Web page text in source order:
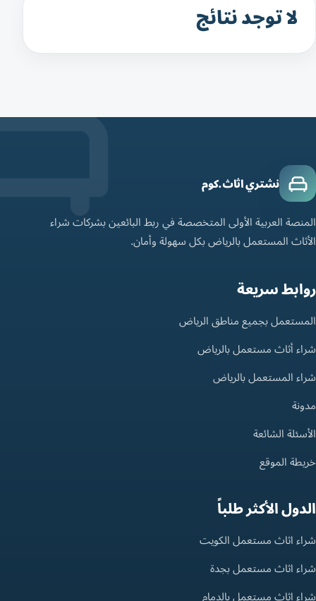
لا توجد نتائج
نشتري اثاث.كوم
المنصة العربية الأولى المتخصصة في ربط البائعين بشركات شراء
الأثاث المستعمل بالرياض بكل سهولة وأمان.
روابط سريعة
المستعمل بجميع مناطق الرياض
شراء أثاث مستعمل بالرياض
شراء المستعمل بالرياض
مدونة
الأسئلة الشائعة
خريطة الموقع
الدول الأكثر طلباً
شراء اثاث مستعمل الكويت
شراء اثاث مستعمل بجدة
شراء اثاث مستعمل بالدمام